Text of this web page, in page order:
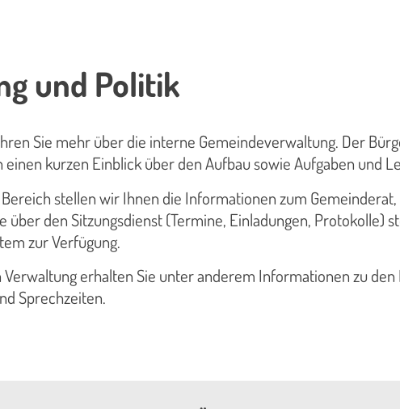
und Politik
Sie mehr über die interne Gemeindeverwaltung. Der
kurzen Einblick über den Aufbau sowie Aufgaben und
stellen wir Ihnen die Informationen zum
über den Sitzungsdienst (Termine, Einladungen, Protokolle)
zur Verfügung.
Verwaltung erhalten Sie unter anderem Informationen zu
Sprechzeiten.